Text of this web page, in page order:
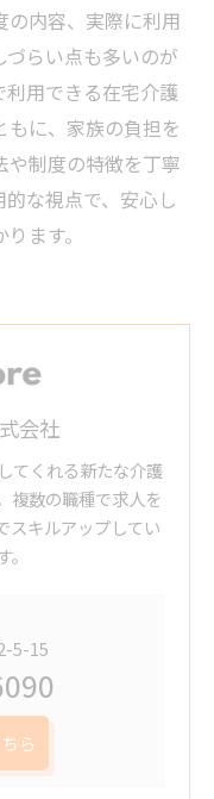
内容、実際に利用
らい点も多いのが
用できる在宅介護
もに、家族の負担を
制度の特徴を丁寧
な視点で、安心し
ます。
会社
てくれる新たな介護
複数の職種で求人を
スキルアップしてい
5-15
ら